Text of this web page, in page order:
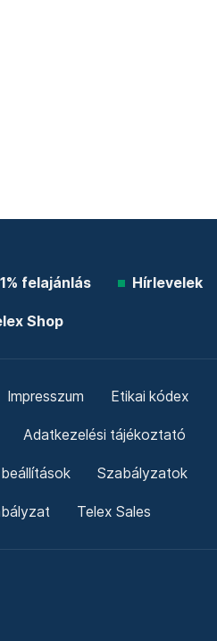
felajánlás Hírlevelek
Shop
Impresszum Etikai kódex
Adatkezelési tájékoztató
Szabályzatok
Telex Sales